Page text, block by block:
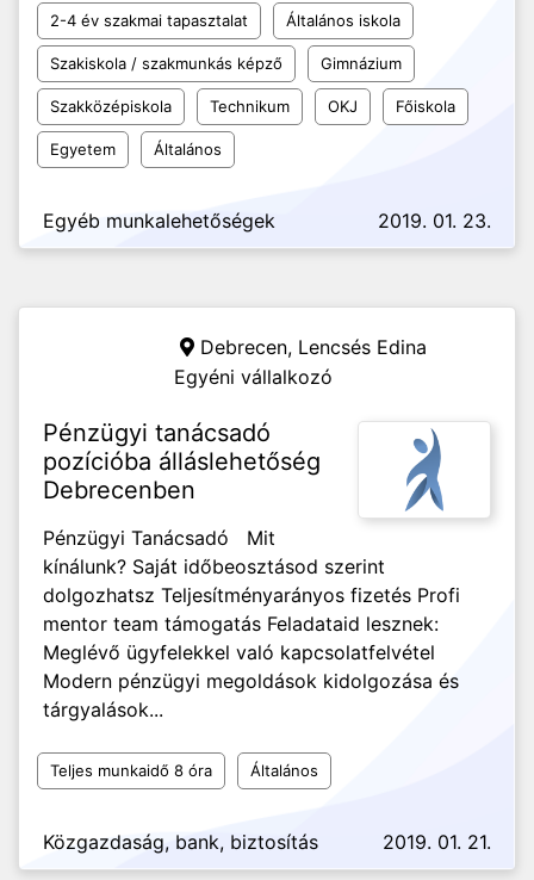
2-4 év szakmai tapasztalat Általános iskola
Szakiskola / szakmunkás képző Gimnázium
Szakközépiskola Technikum OKJ Főiskola
Egyetem Általános
Egyéb munkalehetőségek 2019. 01. 23.
Debrecen, Lencsés Edina
Egyéni vállalkozó
Pénzügyi tanácsadó
pozícióba álláslehetőség
Debrecenben
Pénzügyi Tanácsadó Mit
kínálunk? Saját időbeosztásod szerint
dolgozhatsz Teljesítményarányos fizetés Profi
mentor team támogatás Feladataid lesznek:
Meglévő ügyfelekkel való kapcsolatfelvétel
Modern pénzügyi megoldások kidolgozása és
tárgyalások...
Teljes munkaidő 8 óra Általános
Közgazdaság, bank, biztosítás 2019. 01. 21.